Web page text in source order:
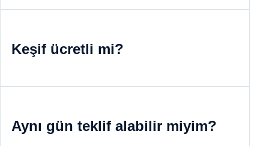
Keşif ücretli mi?
Aynı gün teklif alabilir miyim?